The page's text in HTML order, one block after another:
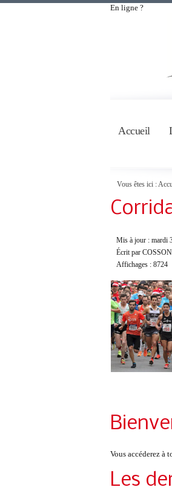
En ligne ?
Accueil
Vous êtes ici :
Mis à jour : mardi
Écrit par COSSON
Affichages : 8724
Vous accéderez à
Les